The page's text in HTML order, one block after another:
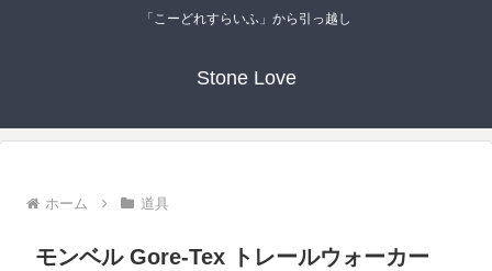
「こーどれすらいふ」から引っ越し
Stone Love
ホーム 道具
モンベル Gore-Tex トレールウォーカー